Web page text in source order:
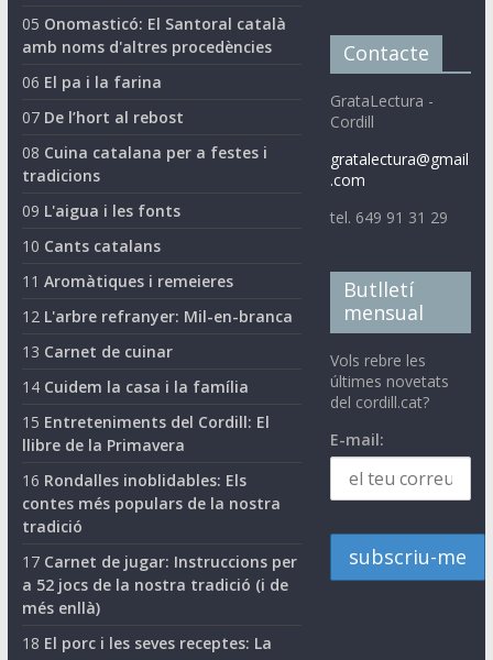
05 Onomasticó: El Santoral català
amb noms d'altres procedències
06 El pa i la farina
07 De l’hort al rebost
08 Cuina catalana per a festes i
tradicions
09 L'aigua i les fonts
10 Cants catalans
11 Aromàtiques i remeieres
12 L'arbre refranyer: Mil-en-branca
13 Carnet de cuinar
14 Cuidem la casa i la família
15 Entreteniments del Cordill: El
llibre de la Primavera
16 Rondalles inoblidables: Els
contes més populars de la nostra
tradició
17 Carnet de jugar: Instruccions per
a 52 jocs de la nostra tradició (i de
més enllà)
18 El porc i les seves receptes: La
Contacte
GrataLectura -
Cordill
gratalectura@gmail
.com
tel. 649 91 31 29
Butlletí
mensual
Vols rebre les
últimes novetats
del cordill.cat?
E-mail: